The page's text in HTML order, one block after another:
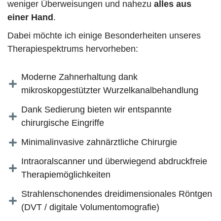
weniger Überweisungen und nahezu alles aus
einer Hand .
Dabei möchte ich einige Besonderheiten unseres
Therapiespektrums hervorheben:
Moderne Zahnerhaltung dank
mikroskopgestützter Wurzelkanalbehandlung
Dank Sedierung bieten wir entspannte
chirurgische Eingriffe
Minimalinvasive zahnärztliche Chirurgie
Intraoralscanner und überwiegend abdruckfreie
Therapiemöglichkeiten
Strahlenschonendes dreidimensionales Röntgen
(DVT / digitale Volumentomografie)